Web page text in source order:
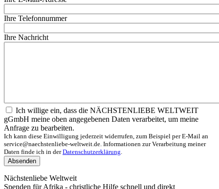
Ihre Telefonnummer
Ihre Nachricht
Ich willige ein, dass die NÄCHSTENLIEBE WELTWEIT
gGmbH meine oben angegebenen Daten verarbeitet, um meine
Anfrage zu bearbeiten.
Ich kann diese Einwilligung jederzeit widerrufen, zum Beispiel per E-Mail an
service@naechstenliebe-weltweit.de. Informationen zur Verarbeitung meiner
Daten finde ich in derDatenschutzerklärung
Absenden
Nächstenliebe Weltweit
Spenden für Afrika - christliche Hilfe schnell und direkt